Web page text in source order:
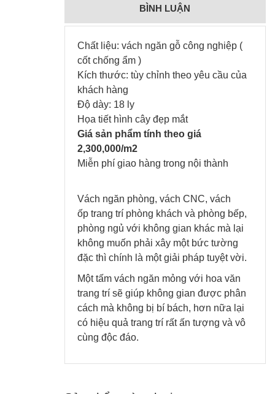
BÌNH LUẬN
Chất liệu: vách ngăn gỗ công nghiệp (
cốt chống ẩm )
Kích thước: tùy chỉnh theo yêu cầu của
khách hàng
Độ dày: 18 ly
Họa tiết hình cây đẹp mắt
Giá sản phẩm tính theo giá
2,300,000/m2
Miễn phí giao hàng trong nội thành
Vách ngăn phòng, vách CNC, vách
ốp trang trí phòng khách và phòng bếp,
phòng ngủ với không gian khác mà lại
không muốn phải xây một bức tường
đặc thì chính là một giải pháp tuyệt vời.
Một tấm vách ngăn mỏng với hoa văn
trang trí sẽ giúp không gian được phân
cách mà không bị bí bách, hơn nữa lại
có hiệu quả trang trí rất ấn tượng và vô
cùng độc đáo.